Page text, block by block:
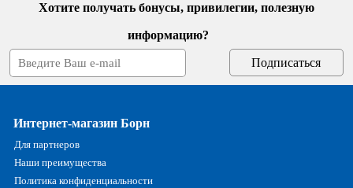
Хотите получать бонусы, привилегии, полезную
информацию?
Интернет-магазин Борн
Для партнеров
Наши преимущества
Политика конфиденциальности